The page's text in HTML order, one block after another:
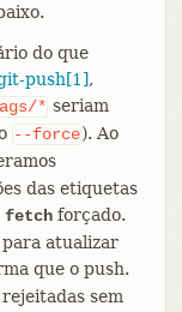
do que
push[1],
* seriam
--force). Ao
das etiquetas
fetchforçado.
para atualizar
que o push.
sem